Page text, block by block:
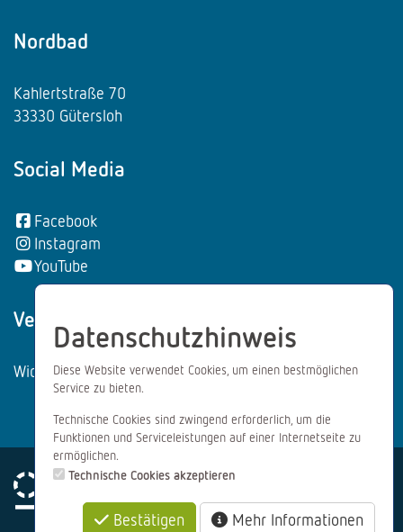
Nordbad
Kahlertstraße 70
33330 Gütersloh
Social Media
Facebook
Instagram
YouTube
Vertrag wiederrufen:
Widerrufsformular
Impressum Datenschutz AGB
Datenschutzhinweis
Diese Website verwendet Cookies, um einen bestmöglichen
Service zu bieten.
Technische Cookies sind zwingend erforderlich, um die
Funktionen und Serviceleistungen auf einer Internetseite zu
ermöglichen.
Technische Cookies akzeptieren
Bestätigen Mehr Informationen